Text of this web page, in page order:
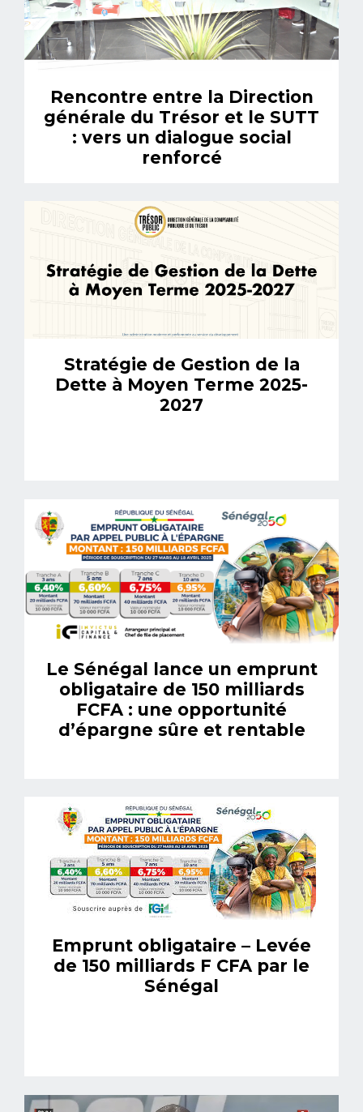
Rencontre entre la Direction
générale du Trésor et le SUTT
: vers un dialogue social
renforcé
Stratégie de Gestion de la
Dette à Moyen Terme 2025-
2027
Le Sénégal lance un emprunt
obligataire de 150 milliards
FCFA : une opportunité
d’épargne sûre et rentable
Emprunt obligataire – Levée
de 150 milliards F CFA par le
Sénégal